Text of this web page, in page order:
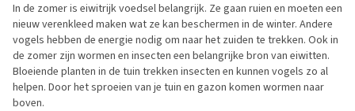
In de zomer is eiwitrijk voedsel belangrijk. Ze gaan ruien en moeten een
nieuw verenkleed maken wat ze kan beschermen in de winter. Andere
vogels hebben de energie nodig om naar het zuiden te trekken. Ook in
de zomer zijn wormen en insecten een belangrijke bron van eiwitten.
Bloeiende planten in de tuin trekken insecten en kunnen vogels zo al
helpen. Door het sproeien van je tuin en gazon komen wormen naar
boven.